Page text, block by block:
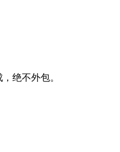
绝不外包。